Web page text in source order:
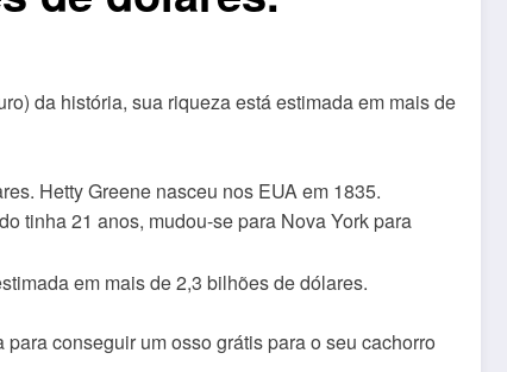
Hetty Greene nasceu nos EUA em 1835.
tinha 21 anos, mudou-se para Nova York para
conseguir um osso grátis para o seu cachorro